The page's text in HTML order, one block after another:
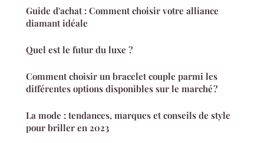
Guide d'achat : Comment choisir votre alliance
diamant idéale
Quel est le futur du luxe ?
Comment choisir un bracelet couple parmi les
différentes options disponibles sur le marché ?
La mode : tendances, marques et conseils de style
pour briller en 2023